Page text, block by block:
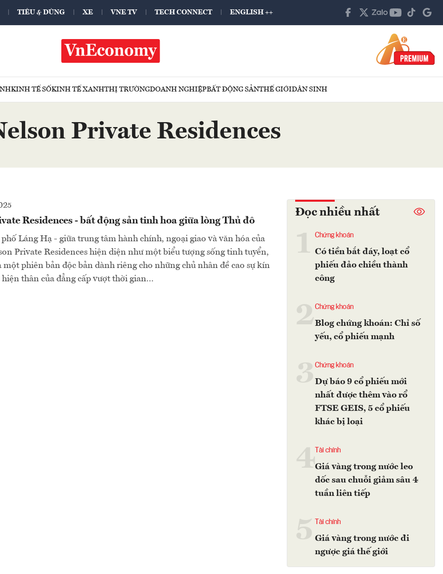
TIÊU & DÙNG XE VNE TV TECH CONNECT ENGLISH ++
KINH TẾ SỐKINH TẾ XANHTHỊ TRƯỜNGDOANH NGHIỆPBẤT ĐỘNG SẢNTHẾ GIỚIDÂN SINH
Private Residences
Residences - bất động sản tinh hoa giữa lòng Thủ đô
Láng Hạ - giữa trung tâm hành chính, ngoại giao và văn hóa của
Private Residences hiện diện như một biểu tượng sống tinh tuyển,
phiên bản độc bản dành riêng cho những chủ nhân đề cao sự kín
hiện thân của đẳng cấp vượt thời gian...
Đọc nhiều nhất
Chứng khoán
Có tiền bắt đáy, loạt cổ
phiếu đảo chiều thành
công
2Chứng khoán
Blog chứng khoán: Chỉ số
yếu, cổ phiếu mạnh
Chứng khoán
Dự báo 9 cổ phiếu mới
nhất được thêm vào rổ
FTSE GEIS, 5 cổ phiếu
khác bị loại
4 Tài chính
Giá vàng trong nước leo
dốc sau chuỗi giảm sâu 4
tuần liên tiếp
Tài chính
Giá vàng trong nước đi
ngược giá thế giới